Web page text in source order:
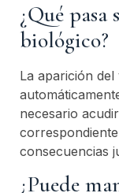
¿Qué
biológico?
La aparición
necesario
consecuencias
¿Puede